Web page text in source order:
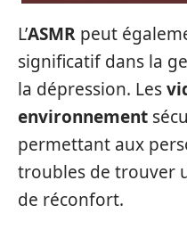
L’ASMR peut
significatif dans la
la dépression. Les
environnement
permettant aux
troubles de trouver
de réconfort.